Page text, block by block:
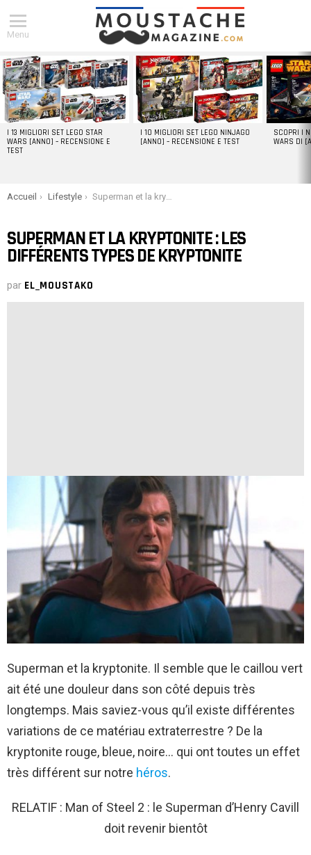
Menu
DERNIERS
ARTICLES
I 13 MIGLIORI SET LEGO STAR
WARS [ANNO] – RECENSIONE E
TEST
I 10 MIGLIORI SET LEGO NINJAGO
[ANNO] – RECENSIONE E TEST
SCOPRI I
WARS DI
You are here:
Accueil Lifestyle Superman et la kryptonite : Les différents types de kryptonite
SUPERMAN ET LA KRYPTONITE : LES
DIFFÉRENTS TYPES DE KRYPTONITE
par EL_MOUSTAKO
Superman et la kryptonite. Il semble que le caillou vert
ait été une douleur dans son côté depuis très
longtemps. Mais saviez-vous qu’il existe différentes
variations de ce matériau extraterrestre ? De la
kryptonite rouge, bleue, noire… qui ont toutes un effet
très différent sur notre héros.
RELATIF : Man of Steel 2 : le Superman d’Henry Cavill
doit revenir bientôt